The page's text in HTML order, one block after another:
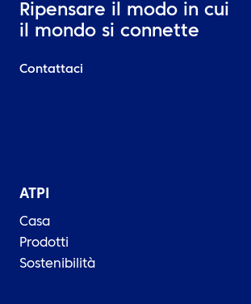
Ripensare il modo in cui
il mondo si connette
Contattaci
ATPI
Casa
Prodotti
Sostenibilità